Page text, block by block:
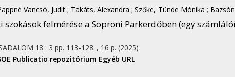
Vancsó, Judit ; Takáts, Alexandra ; Szőke, Tünde Mónika ;
szokások felmérése a Soproni Parkerdőben (egy
18 : 3 pp. 113-128. , 16 p. (2025)
Publicatio repozitórium Egyéb URL